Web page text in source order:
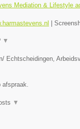
Mediation & Lifestyle
|
▼
Echtscheidingen,
▼